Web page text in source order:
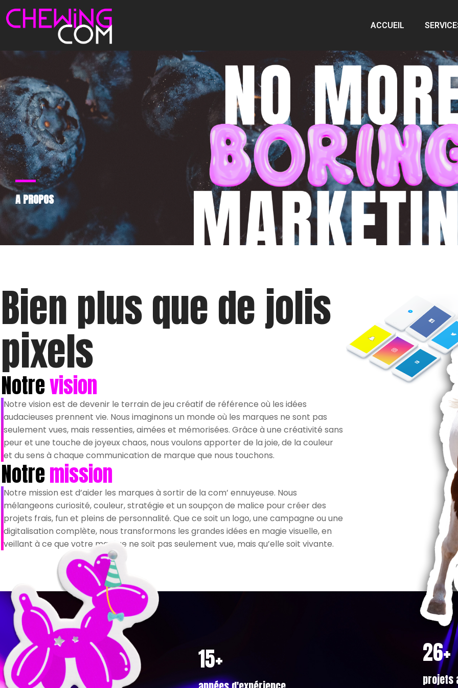
ACCUEIL
A PROPOS
Bien plus que de jolis
pixels
Notrevision
Notre vision est de devenir le terrain de jeu créatif de référence où les idées
audacieuses prennent vie. Nous imaginons un monde où les marques ne sont pas
seulement vues, mais ressenties, aimées et mémorisées. Grâce à une créativité sans
peur et une touche de joyeux chaos, nous voulons apporter de la joie, de la couleur
et du sens à chaque communication de marque que nous touchons.
Notremission
Notre mission est d’aider les marques à sortir de la com’ ennuyeuse. Nous
mélangeons curiosité, couleur, stratégie et un soupçon de malice pour créer des
projets frais, fun et pleins de personnalité. Que ce soit un logo, une campagne ou une
digitalisation complète, nous transformons les grandes idées en magie visuelle, en
veillant à ce que votre marque ne soit pas seulement vue, mais qu’elle soit vivante.
15+ 38+
projets